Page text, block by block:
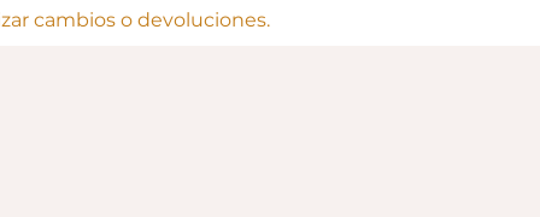
cambios o devoluciones.